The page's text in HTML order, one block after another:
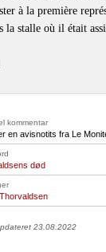
à la première
la stalle où il était
kommentar
en avisnotits fra Le
død
23.08.2022